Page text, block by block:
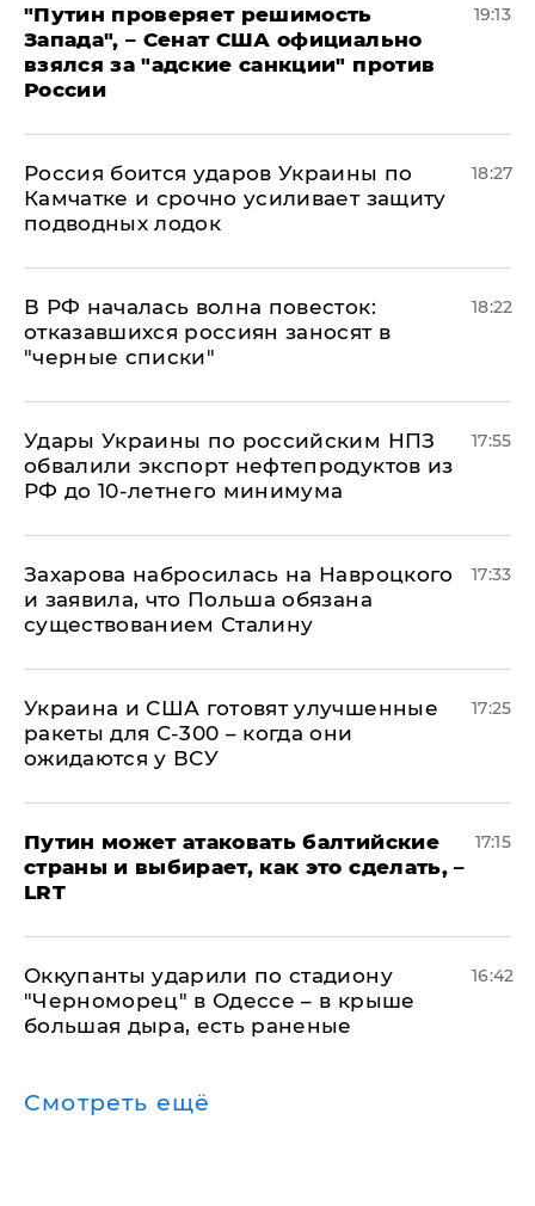
"Путин проверяет решимость
Запада", – Сенат США официально
взялся за "адские санкции" против
России
19:13
Россия боится ударов Украины по
Камчатке и срочно усиливает защиту
подводных лодок
18:27
​В РФ началась волна повесток:
отказавшихся россиян заносят в
"черные списки"
18:22
Удары Украины по российским НПЗ
обвалили экспорт нефтепродуктов из
РФ до 10-летнего минимума
17:55
​Захарова набросилась на Навроцкого
и заявила, что Польша обязана
существованием Сталину
17:33
Украина и США готовят улучшенные
ракеты для С-300 – когда они
ожидаются у ВСУ
17:25
Путин может атаковать балтийские
страны и выбирает, как это сделать, –
LRT
17:15
Оккупанты ударили по стадиону
"Черноморец" в Одессе – в крыше
большая дыра, есть раненые
16:42
Смотреть ещё